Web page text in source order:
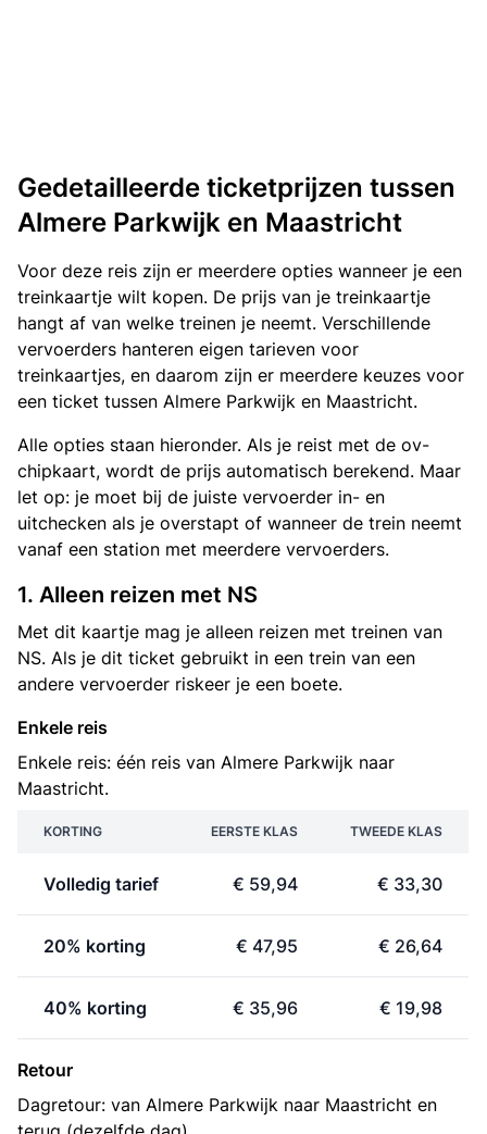
Gedetailleerde ticketprijzen tussen
Almere Parkwijk en Maastricht
Voor deze reis zijn er meerdere opties wanneer je een
treinkaartje wilt kopen. De prijs van je treinkaartje
hangt af van welke treinen je neemt. Verschillende
vervoerders hanteren eigen tarieven voor
treinkaartjes, en daarom zijn er meerdere keuzes voor
een ticket tussen Almere Parkwijk en Maastricht.
Alle opties staan hieronder. Als je reist met de ov-
chipkaart, wordt de prijs automatisch berekend. Maar
let op: je moet bij de juiste vervoerder in- en
uitchecken als je overstapt of wanneer de trein neemt
vanaf een station met meerdere vervoerders.
1. Alleen reizen met NS
Met dit kaartje mag je alleen reizen met treinen van
NS. Als je dit ticket gebruikt in een trein van een
andere vervoerder riskeer je een boete.
Enkele reis
Enkele reis: één reis van Almere Parkwijk naar
Maastricht.
KORTING EERSTE KLAS TWEEDE KLAS
Volledig tarief € 59,94 € 33,30
20% korting € 47,95 € 26,64
40% korting € 35,96 € 19,98
Retour
Dagretour: van Almere Parkwijk naar Maastricht en